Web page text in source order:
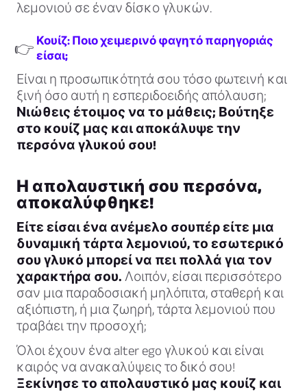
λεμονιού σε έναν δίσκο γλυκών.
👉 Κουίζ: Ποιο χειμερινό φαγητό παρηγοριάς
είσαι;
Είναι η προσωπικότητά σου τόσο φωτεινή και
ξινή όσο αυτή η εσπεριδοειδής απόλαυση;
Νιώθεις έτοιμος να το μάθεις; Βούτηξε
στο κουίζ μας και αποκάλυψε την
περσόνα γλυκού σου!
Η απολαυστική σου περσόνα,
αποκαλύφθηκε!
Είτε είσαι ένα ανέμελο σουπέρ είτε μια
δυναμική τάρτα λεμονιού, το εσωτερικό
σου γλυκό μπορεί να πει πολλά για τον
χαρακτήρα σου. Λοιπόν, είσαι περισσότερο
σαν μια παραδοσιακή μηλόπιτα, σταθερή και
αξιόπιστη, ή μια ζωηρή, τάρτα λεμονιού που
τραβάει την προσοχή;
Όλοι έχουν ένα alter ego γλυκού και είναι
καιρός να ανακαλύψεις το δικό σου!
Ξεκίνησε το απολαυστικό μας κουίζ και